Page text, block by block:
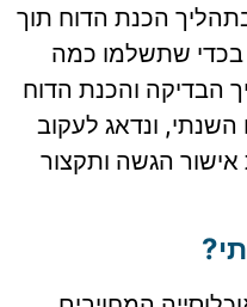
הכנת הדוח תוך
בכדי שתשלמו כמה
הבדיקה והכנת הדוח
ונדאג לעקוב
הגשה ותקצור